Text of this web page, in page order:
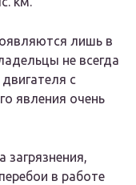
лишь в
не всегда
с
явления очень
загрязнения,
в работе